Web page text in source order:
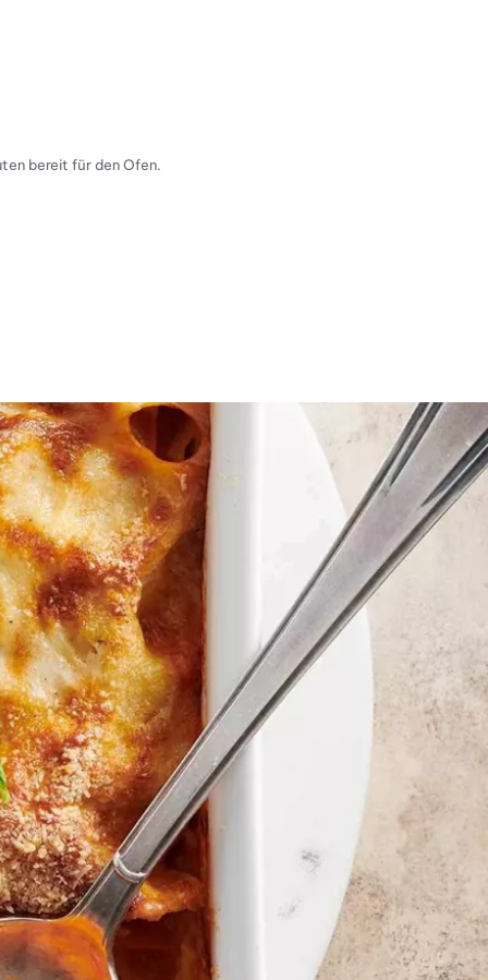
bereit für den Ofen.